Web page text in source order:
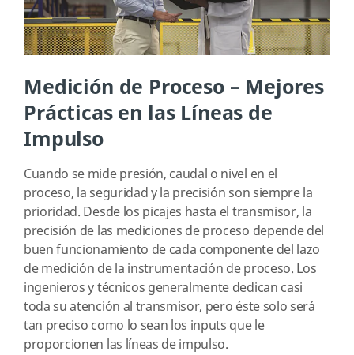
Medición de Proceso – Mejores
Prácticas en las Líneas de
Impulso
Cuando se mide presión, caudal o nivel en el
proceso, la seguridad y la precisión son siempre la
prioridad. Desde los picajes hasta el transmisor, la
precisión de las mediciones de proceso depende del
buen funcionamiento de cada componente del lazo
de medición de la instrumentación de proceso. Los
ingenieros y técnicos generalmente dedican casi
toda su atención al transmisor, pero éste solo será
tan preciso como lo sean los inputs que le
proporcionen las líneas de impulso.